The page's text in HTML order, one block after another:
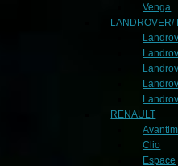
Venga
LANDROVER/
RENAULT
Clio
Espace